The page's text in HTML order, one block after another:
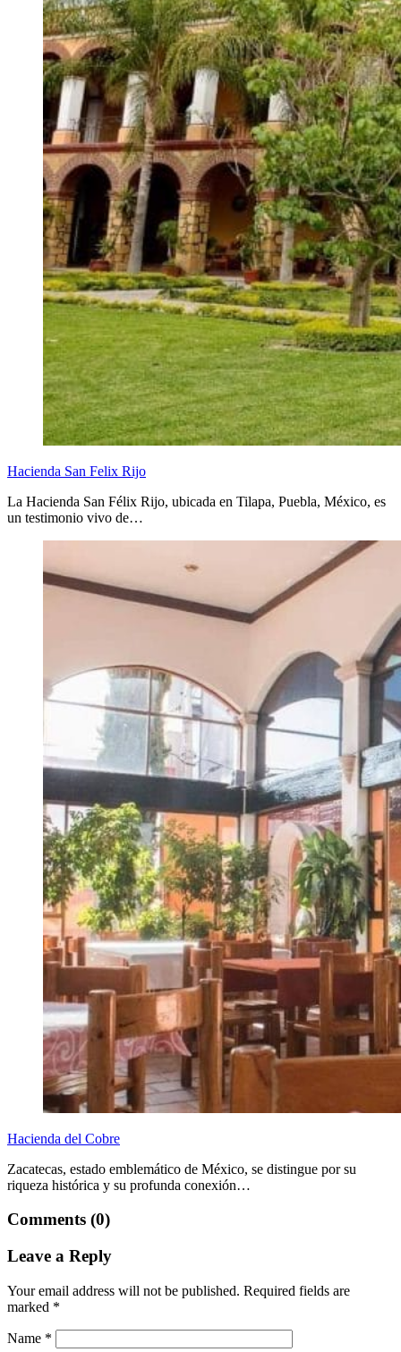
Hacienda San Felix Rijo
La Hacienda San Félix Rijo, ubicada en Tilapa, Puebla, México, es
un testimonio vivo de…
Hacienda del Cobre
Zacatecas, estado emblemático de México, se distingue por su
riqueza histórica y su profunda conexión…
Comments (0)
Leave a Reply
Your email address will not be published. Required fields are
marked *
Name *